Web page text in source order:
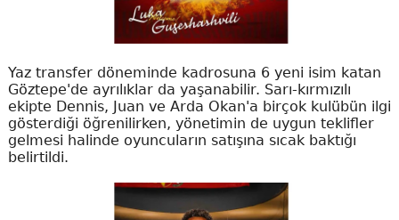
Yaz transfer döneminde kadrosuna 6 yeni isim katan
Göztepe'de ayrılıklar da yaşanabilir. Sarı-kırmızılı
ekipte Dennis, Juan ve Arda Okan'a birçok kulübün ilgi
gösterdiği öğrenilirken, yönetimin de uygun teklifler
gelmesi halinde oyuncuların satışına sıcak baktığı
belirtildi.